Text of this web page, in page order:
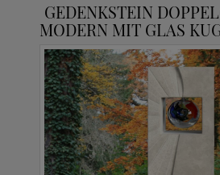
GEDENKSTEIN
MODERN MIT GLAS